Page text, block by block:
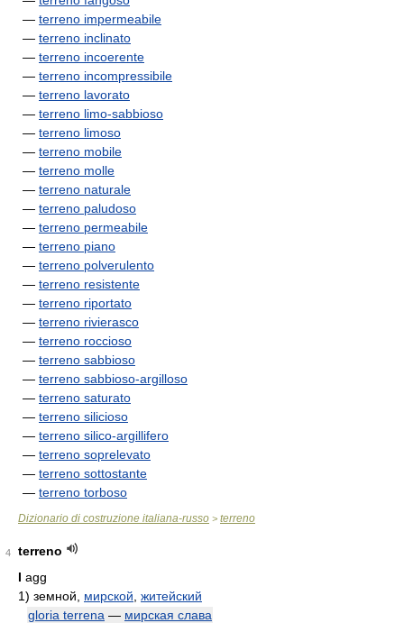
— terreno impermeabile
— terreno inclinato
— terreno incoerente
— terreno incompressibile
— terreno lavorato
— terreno limo-sabbioso
— terreno limoso
— terreno mobile
— terreno molle
— terreno naturale
— terreno paludoso
— terreno permeabile
— terreno piano
— terreno polverulento
— terreno resistente
— terreno riportato
— terreno rivierasco
— terreno roccioso
— terreno sabbioso
— terreno sabbioso-argilloso
— terreno saturato
— terreno silicioso
— terreno silico-argillifero
— terreno soprelevato
— terreno sottostante
— terreno torboso
Dizionario di costruzione italiana-russo > terreno
4
terreno
I agg
1) земной, мирской житейский
gloria terrena — мирская слава